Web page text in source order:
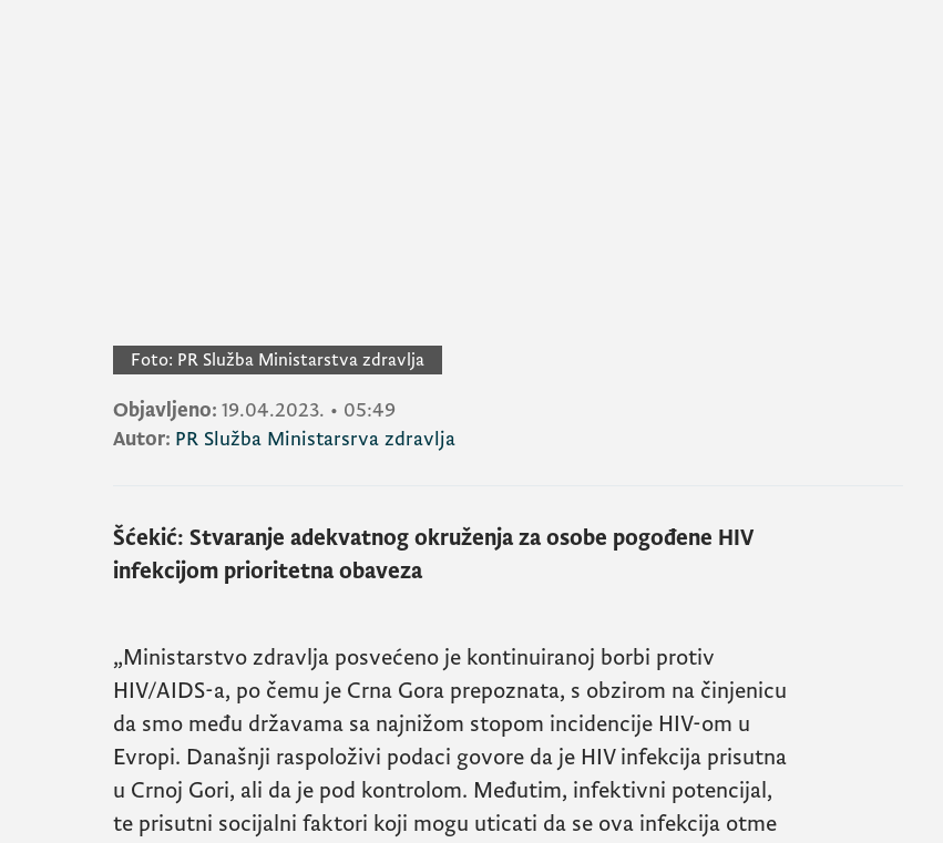
Foto: PR Služba Ministarstva zdravlja
Objavljeno: 19.04.2023. • 05:49
Autor: PR Služba Ministarsrva zdravlja
Šćekić: Stvaranje adekvatnog okruženja za osobe pogođene HIV
infekcijom prioritetna obaveza
„Ministarstvo zdravlja posvećeno je kontinuiranoj borbi protiv
HIV/AIDS-a, po čemu je Crna Gora prepoznata, s obzirom na činjenicu
da smo među državama sa najnižom stopom incidencije HIV-om u
Evropi. Današnji raspoloživi podaci govore da je HIV infekcija prisutna
u Crnoj Gori, ali da je pod kontrolom. Međutim, infektivni potencijal,
te prisutni socijalni faktori koji mogu uticati da se ova infekcija otme